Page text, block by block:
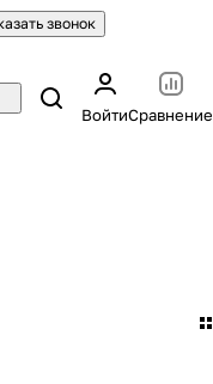
звонок
ВойтиСравнение